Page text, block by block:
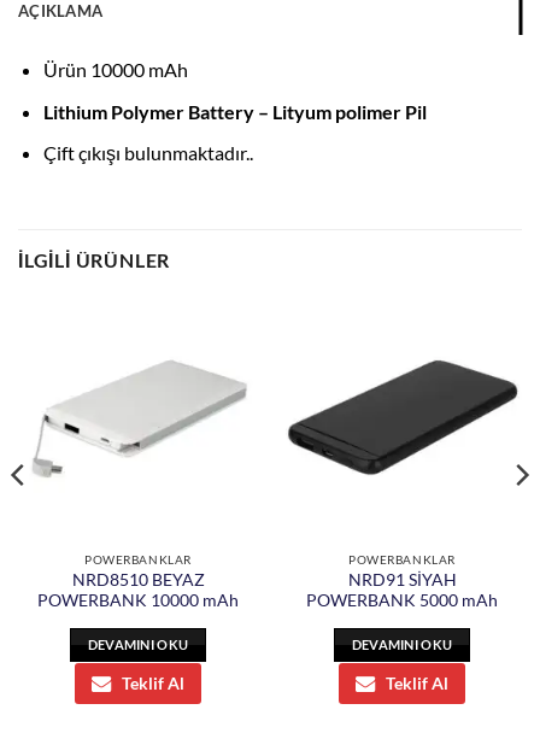
AÇIKLAMA
Ürün 10000 mAh
Lithium Polymer Battery – Lityum polimer Pil
Çift çıkışı bulunmaktadır..
İLGILI ÜRÜNLER
POWERBANKLAR
NRD8510 BEYAZ
POWERBANK 10000 mAh
DEVAMINI OKU
Teklif Al
POWERBANKLAR
NRD91 SİYAH
POWERBANK 5000 mAh
DEVAMINI OKU
Teklif Al